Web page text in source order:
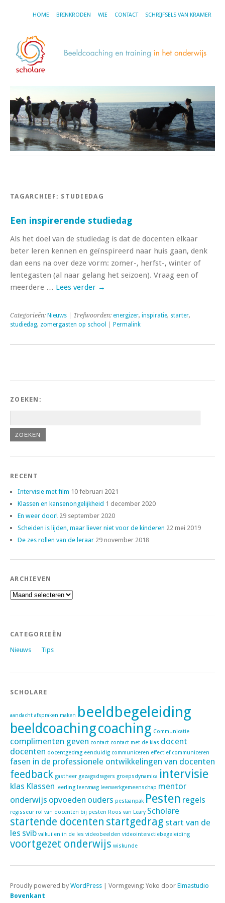
HOME BRINKRODEN WIE CONTACT SCHRIJFSELS VAN KRAMER
TAGARCHIEF: STUDIEDAG
Een inspirerende studiedag
Als het doel van de studiedag is dat de docenten elkaar
beter leren kennen en geïnspireerd naar huis gaan, denk
dan eens na over deze vorm: zomer-, herfst-, winter of
lentegasten (al naar gelang het seizoen). Vraag een of
meerdere … Lees verder →
Categorieën: Nieuws | Trefwoorden: energizer, inspiratie, starter,
studiedag, zomergasten op school Permalink
ZOEKEN:
RECENT
Intervisie met film 10 februari 2021
Klassen en kansenongelijkheid 1 december 2020
En weer door! 29 september 2020
Scheiden is lijden, maar liever niet voor de kinderen 22 mei 2019
De zes rollen van de leraar 29 november 2018
ARCHIEVEN
Archieven
CATEGORIEËN
Nieuws Tips
SCHOLARE
aandacht afspraken maken beeldbegeleiding
beeldcoachingcoaching Communicatie
complimenten geven contact contact met de klas docent
docenten docentgedrag eenduidig communiceren effectief communiceren
fasen in de professionele ontwikkelingen van docenten
feedback gastheer gezagsdragers groepsdynamica intervisie
klas Klassen leerling leervraag leerwerkgemeenschap mentor
onderwijs opvoeden ouders pestaanpak Pesten regels
regisseur rol van docenten bij pesten Roos van Leary Scholare
startende docenten startgedrag start van de
les svib valkuilen in de les videobeelden videointeractiebegeleiding
voortgezet onderwijs wiskunde
Proudly powered by WordPress Vormgeving: Yoko door Elmastudio
Bovenkant